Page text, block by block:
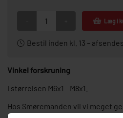
Læg i
Bestil inden kl. 13 –
Vinkel forskruning
I størrelsen M6x1 - M8x1.
Hos Smøremanden vil vi meget